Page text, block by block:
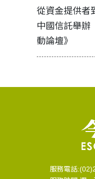
從資金提供者
中國信託舉辦
動論壇》
服務電話